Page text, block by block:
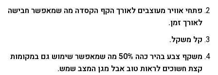
פתחי אוויר מעוצבים לאורך הקף הקסדה מה שמאפשר חבישה
לאורך זמן.
קל משקל.
משקף צבע בהיר כהה 50% מה שמאפשר שימוש גם במקומות
קצת חשוכים לראות טוב אבל מגן המצב שמש.